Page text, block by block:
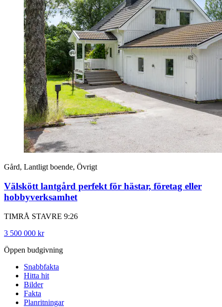
Gård, Lantligt boende, Övrigt
Välskött lantgård perfekt för hästar, företag eller
hobbyverksamhet
TIMRÅ STAVRE 9:26
3 500 000 kr
Öppen budgivning
Snabbfakta
Hitta hit
Bilder
Fakta
Planritningar